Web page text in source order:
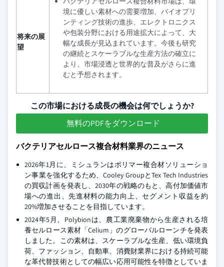
将来の展
望
境に優しい素材への需要増加、バイオプリ
ンティング技術の進歩、エレクトロニクス
や包装分野における用途拡大によって、大
幅な成長が見込まれています。今後も研究
の継続とスケーラブルな生産方法の確立に
より、市場浸透と世界的な普及がさらに進
むと予想されます。
この市場における成長の機会は何でしょうか?
無料のPDFをダウンロード
バクテリアセルロース複合材料業界のニュース
2026年1月に、ミシュランはポリマー複合材ソリューショ
ン事業を強化するため、Cooley GroupとTex Tech Industries
の買収計画を発表し、2030年の戦略のもと、高付加価値市
場への進出、先進材料の能力向上、セグメント収益を約
20%増加させることを目指しています。
2024年5月、Polybionは、農工業廃棄物から生産される培
養セルロース素材「Celium」のグローバルローンチを発表
しました。この素材は、スケーラブルな生産、低い環境負
荷、ファッション、自動車、消費財業界における持続可能
な革代替技術としての幅広い応用可能性を特徴としていま